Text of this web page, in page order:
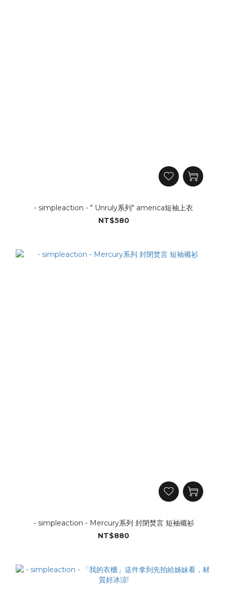
- simpleaction - " Unruly系列" america短袖上衣
NT$580
- simpleaction - Mercury系列 封閉焚言 短袖襯衫
NT$880